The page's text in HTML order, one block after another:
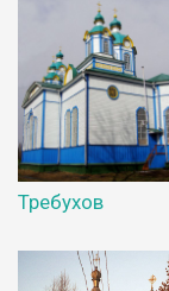
Требухов